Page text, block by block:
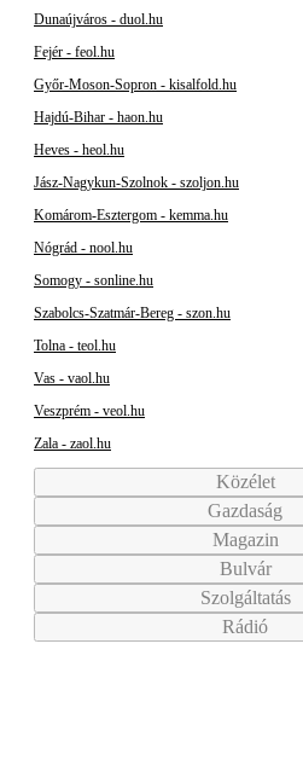
Dunaújváros - duol.hu
Fejér - feol.hu
Győr-Moson-Sopron - kisalfold.hu
Hajdú-Bihar - haon.hu
Heves - heol.hu
Jász-Nagykun-Szolnok - szoljon.hu
Komárom-Esztergom - kemma.hu
Nógrád - nool.hu
Somogy - sonline.hu
Szabolcs-Szatmár-Bereg - szon.hu
Tolna - teol.hu
Vas - vaol.hu
Veszprém - veol.hu
Zala - zaol.hu
Közélet
Gazdaság
Magazin
Bulvár
Szolgáltatás
Rádió